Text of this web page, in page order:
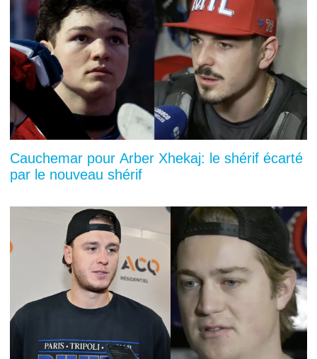
Cauchemar pour Arber Xhekaj: le shérif écarté
par le nouveau shérif